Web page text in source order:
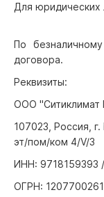
Для юридических
По
договора.
Реквизиты:
ООО "Ситиклимат
107023, Россия,
эт/пом/ком 4/V/3
ИНН: 9718159393
ОГРН: